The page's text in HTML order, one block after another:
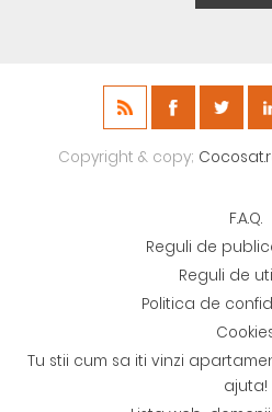
Copyright & copy;
F.A.Q.
Reguli de
Reguli de
Politica de
Tu stii cum sa iti vinzi
ajuta!